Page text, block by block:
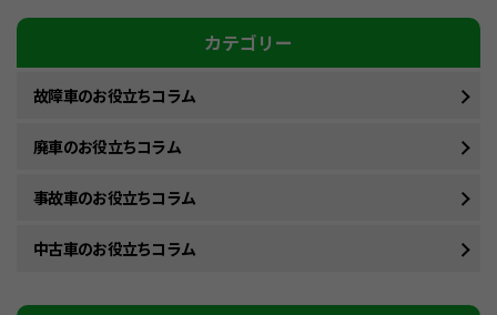
カテゴリー
故障車のお役立ちコラム
廃車のお役立ちコラム
事故車のお役立ちコラム
中古車のお役立ちコラム